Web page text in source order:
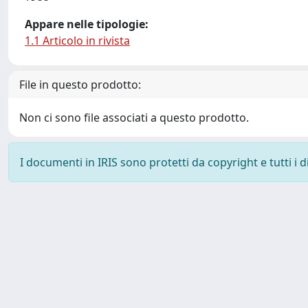
Appare nelle tipologie:
1.1 Articolo in rivista
File in questo prodotto:
Non ci sono file associati a questo prodotto.
I documenti in IRIS sono protetti da copyright e tutti i